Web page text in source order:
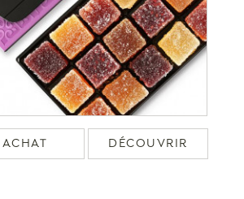
ACHAT DÉCOUVRIR